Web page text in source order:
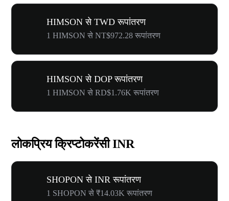
HIMSON से TWD रूपांतरण
1 HIMSON से NT$972.28 रूपांतरण
HIMSON से DOP रूपांतरण
1 HIMSON से RD$1.76K रूपांतरण
लोकप्रिय क्रिप्टोकरेंसी INR
SHOPON से INR रूपांतरण
1 SHOPON से ₹14.03K रूपांतरण